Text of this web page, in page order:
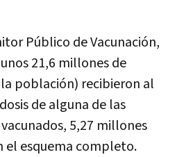
Público de Vacunación,
21,6 millones de
población) recibieron al
de alguna de las
5,27 millones
el esquema completo.